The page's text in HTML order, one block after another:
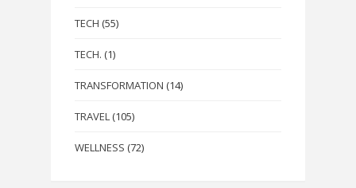
TECH (55)
TECH. (1)
TRANSFORMATION (14)
TRAVEL (105)
WELLNESS (72)